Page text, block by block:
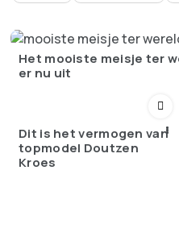
Het mooiste meisje ter
er nu uit
Dit is het vermogen van
topmodel Doutzen
Kroes